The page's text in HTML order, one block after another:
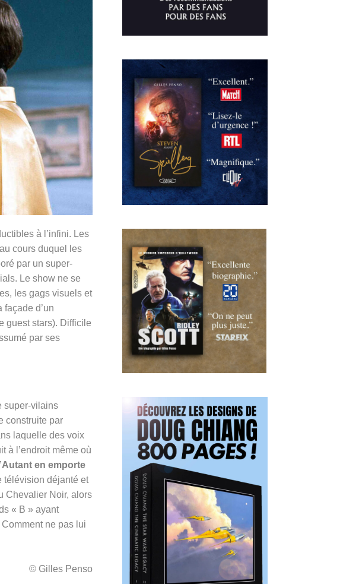
à l’infini. Les
cours duquel les
par un super-
Le show ne se
les gags visuels et
d’un
guest stars). Difficile
par ses
super-vilains
construite par
laquelle des voix
à l’endroit même où
Autant en emporte
télévision déjanté et
Chevalier Noir, alors
« B » ayant
ne pas lui
© Gilles Penso